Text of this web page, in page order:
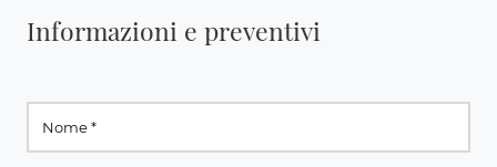
Informazioni e preventivi